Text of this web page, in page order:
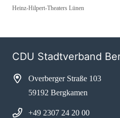
Heinz-Hilpert-Theaters Lünen
CDU Stadtverband
Overberger Straße 103
59192 Bergkamen
+49 2307 24 20 00